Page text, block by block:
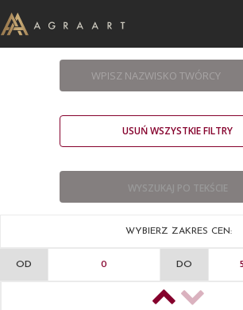
USUŃ WSZYSTKIE FILTRY
WYBIERZ ZAKRES CEN:
OD DO